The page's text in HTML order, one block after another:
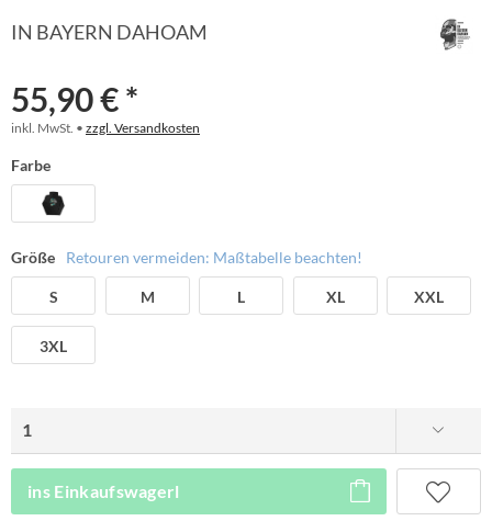
IN BAYERN DAHOAM
55,90 € *
inkl. MwSt. • zzgl. Versandkosten
Farbe
Größe Retouren vermeiden: Maßtabelle beachten!
S M L XL XXL
3XL
ins Einkaufswagerl